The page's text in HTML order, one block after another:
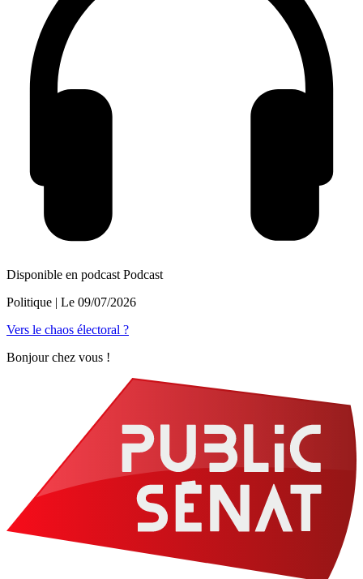
Disponible en podcast Podcast
Politique | Le 09/07/2026
Vers le chaos électoral ?
Bonjour chez vous !